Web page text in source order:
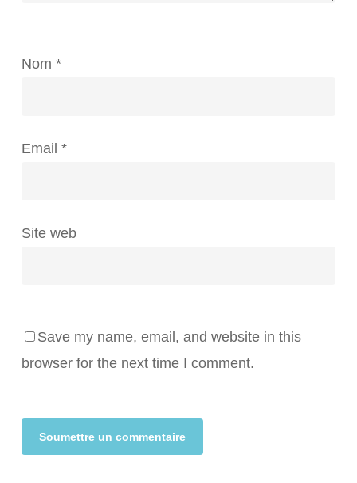
Nom *
Email *
Site web
Save my name, email, and website in this
browser for the next time I comment.